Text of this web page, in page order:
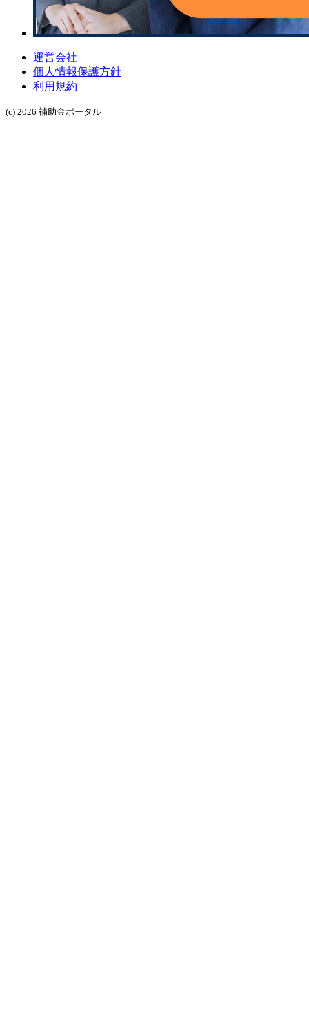
運営会社
個人情報保護方針
利用規約
(c) 2026 補助金ポータル